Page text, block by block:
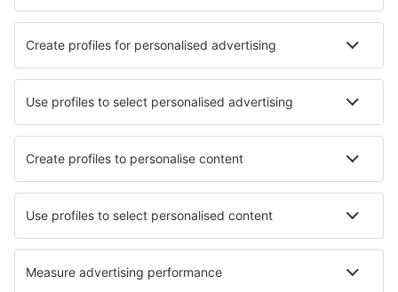
Verblijf in Capri Island Verblijf in Capannori
Beste accommodatie - steden
Verblijf in Colfax Verblijf in Lissieu
Verblijf in Beauvechain Verblijf in Casaccia
Verblijf in Scalby Verblijf in Silves Verblijf in Djoeba
Verblijf in Thiézac